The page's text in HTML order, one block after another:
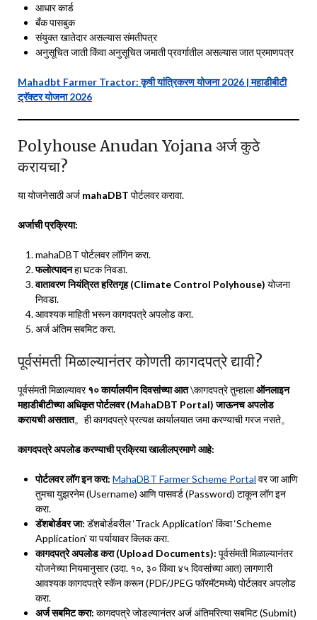
आधार कार्ड
बँक पासबुक
संयुक्त खातेदार असल्यास संमतीपत्र
अनुसूचित जाती किंवा अनुसूचित जमाती प्रवर्गातील असल्यास जात प्रमाणपत्र
Mahadbt Farmer Tractor: कृषी यांत्रिकरण योजना 2026 | महाडीबीटी
ट्रॅक्टर योजना 2026
Polyhouse Anudan Yojana अर्ज कुठे
करायचा?
या योजनेसाठी अर्ज mahaDBT पोर्टलवर करावा.
अर्जाची प्रक्रिया:
mahaDBT पोर्टलवर लॉगिन करा.
फलोत्पादनहा घटक निवडा.
वातावरण नियंत्रित हरितगृह (Climate Control Polyhouse) योजना
निवडा.
आवश्यक माहिती भरून कागदपत्रे अपलोड करा.
अर्ज अंतिम सबमिट करा.
पूर्वसंमती मिळाल्यानंतर कोणती कागदपत्रे द्यावी?
पूर्वसंमती मिळाल्यावर१० कार्यालयीन दिवसांच्या आत\कागदपत्रे तुम्हालाऑनलाइन
महाडीबीटीच्या अधिकृत पोर्टलवर (MahaDBT Portal) जाऊनच अपलोड
करायची असतात。ही कागदपत्रे प्रत्यक्ष कार्यालयात जमा करण्याची गरज नसते。
कागदपत्रे अपलोड करण्याची प्रक्रिया खालीलप्रमाणे आहे:
पोर्टलवर लॉग इन करा: MahaDBT Farmer Scheme Portal वर जा आणि
तुमचा युझरनेम (Username) आणि पासवर्ड (Password) टाकून लॉग इन
करा.
डॅशबोर्डवर जा: डॅशबोर्डवरील ‘Track Application’ किंवा ‘Scheme
Application’ या पर्यायावर क्लिक करा.
कागदपत्रे अपलोड करा (Upload Documents): पूर्वसंमती मिळाल्यानंतर
योजनेच्या नियमानुसार (उदा. १०, ३० किंवा ४५ दिवसांच्या आत) लागणारी
आवश्यक कागदपत्रे स्कॅन करून (PDF/JPEG फॉरमॅटमध्ये) पोर्टलवर अपलोड
करा.
अर्ज सबमिट करा: कागदपत्रे जोडल्यानंतर अर्ज अंतिमरित्या सबमिट (Submit)